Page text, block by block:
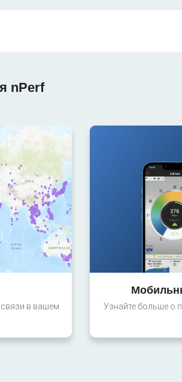
nPerf
в вашем
Узнайте больше о